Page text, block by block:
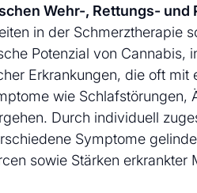
Wehr-, Rettungs- und
in der Schmerztherapie
Potenzial von Cannabis,
Erkrankungen, die oft mit
wie Schlafstörungen,
Durch individuell
Symptome
sowie Stärken erkrankter